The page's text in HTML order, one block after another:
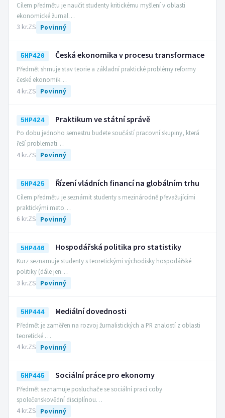
Cílem předmětu je naučit studenty kritickému myšlení v oblasti
ekonomické žurnal…
3 kr.ZS Povinný
5HP420 Česká ekonomika v procesu transformace
Předmět shrnuje stav teorie a základní praktické problémy reformy
české ekonomik…
4 kr.ZS Povinný
5HP424 Praktikum ve státní správě
Po dobu jednoho semestru budete součástí pracovní skupiny, která
řeší problemati…
4 kr.ZS Povinný
5HP425 Řízení vládních financí na globálním trhu
Cílem předmětu je seznámit studenty s mezinárodně převažujícími
praktickými meto…
6 kr.ZS Povinný
5HP440 Hospodářská politika pro statistiky
Kurz seznamuje studenty s teoretickými východisky hospodářské
politiky (dále jen…
3 kr.ZS Povinný
5HP444 Mediální dovednosti
Předmět je zaměřen na rozvoj žurnalistických a PR znalostí z oblasti
teoretické …
4 kr.ZS Povinný
5HP445 Sociální práce pro ekonomy
Předmět seznamuje posluchače se sociální prací coby
společenskovědní disciplínou…
4 kr.ZS Povinný